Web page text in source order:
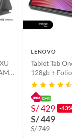
MediaTek
-
Nuevo
Android 14
/
LENOVO
Tablet Tab
128gb +
S/ 429 -
S/ 449
S/ 749